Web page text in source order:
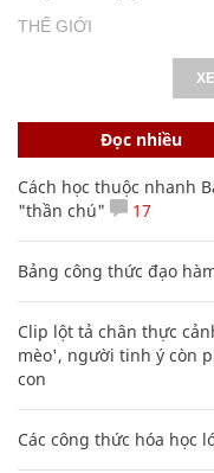
THẾ GIỚI
Đọc nhiều
Cách học thuộc nhanh
"thần chú"
17
Bảng công thức đạo
Clip lột tả chân thực
mèo', người tinh ý còn
con
Các công thức hóa học